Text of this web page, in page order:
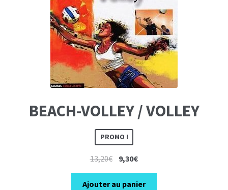
BEACH-VOLLEY / VOLLEY
PROMO !
13,20€ Le
initial
9,30€Le
actuel
Ajouter au panier